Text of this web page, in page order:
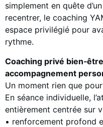
simplement en quête
recentrer, le coaching
espace privilégié pour
rythme.
Coaching privé
accompagnement
Un moment rien que
En séance individuelle,
entièrement centrée sur
• renforcement profond